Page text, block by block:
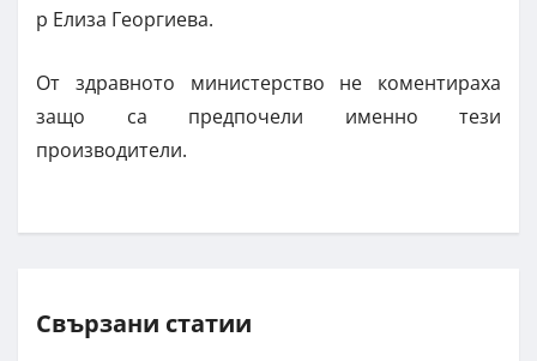
р Елиза Георгиева.
От здравното министерство не коментираха
защо са предпочели именно тези
производители.
Свързани статии